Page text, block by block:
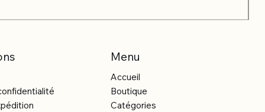
Menu
Accueil
Boutique
Catégories